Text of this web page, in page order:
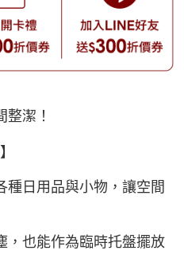
潔！
種日用品與小物，讓空間
，也能作為臨時托盤擺放